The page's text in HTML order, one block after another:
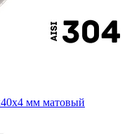
мм матовый